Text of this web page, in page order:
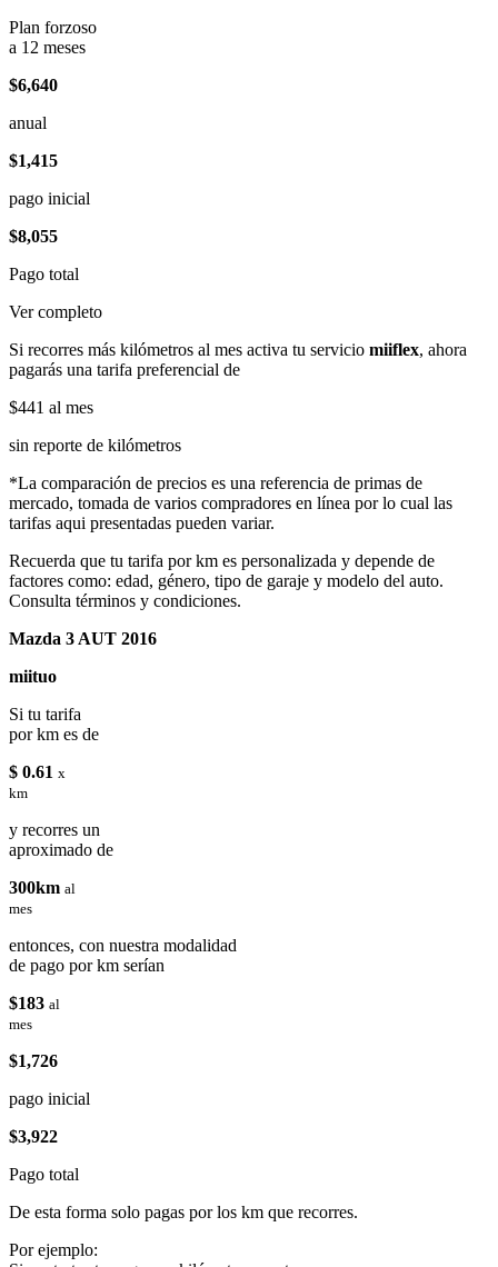
Plan forzoso
a 12 meses
$6,640
anual
$1,415
pago inicial
$8,055
Pago total
Ver completo
Si recorres más kilómetros al mes activa tu servicio miiflex, ahora
pagarás una tarifa preferencial de
$441 al mes
sin reporte de kilómetros
*La comparación de precios es una referencia de primas de
mercado, tomada de varios compradores en línea por lo cual las
tarifas aqui presentadas pueden variar.
Recuerda que tu tarifa por km es personalizada y depende de
factores como: edad, género, tipo de garaje y modelo del auto.
Consulta términos y condiciones.
Mazda 3 AUT 2016
miituo
Si tu tarifa
por km es de
$ 0.61 x
km
y recorres un
aproximado de
300km al
mes
entonces, con nuestra modalidad
de pago por km serían
$183 al
mes
$1,726
pago inicial
$3,922
Pago total
De esta forma solo pagas por los km que recorres.
Por ejemplo: